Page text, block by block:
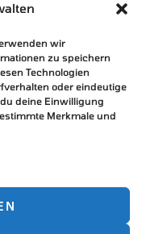
wir
zu speichern
Technologien
oder eindeutige
deine Einwilligung
Merkmale und